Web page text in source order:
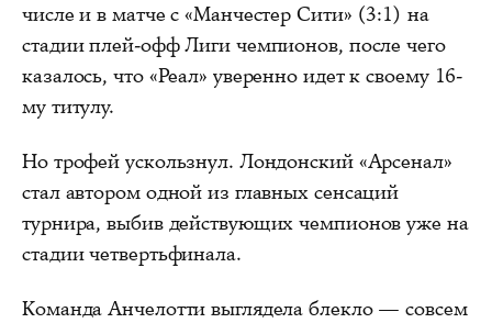
числе и в матче с «Манчестер Сити» (3:1) на
стадии плей-офф Лиги чемпионов, после чего
казалось, что «Реал» уверенно идет к своему 16-
му титулу.
Но трофей ускользнул. Лондонский «Арсенал»
стал автором одной из главных сенсаций
турнира, выбив действующих чемпионов уже на
стадии четвертьфинала.
Команда Анчелотти выглядела блекло — совсем